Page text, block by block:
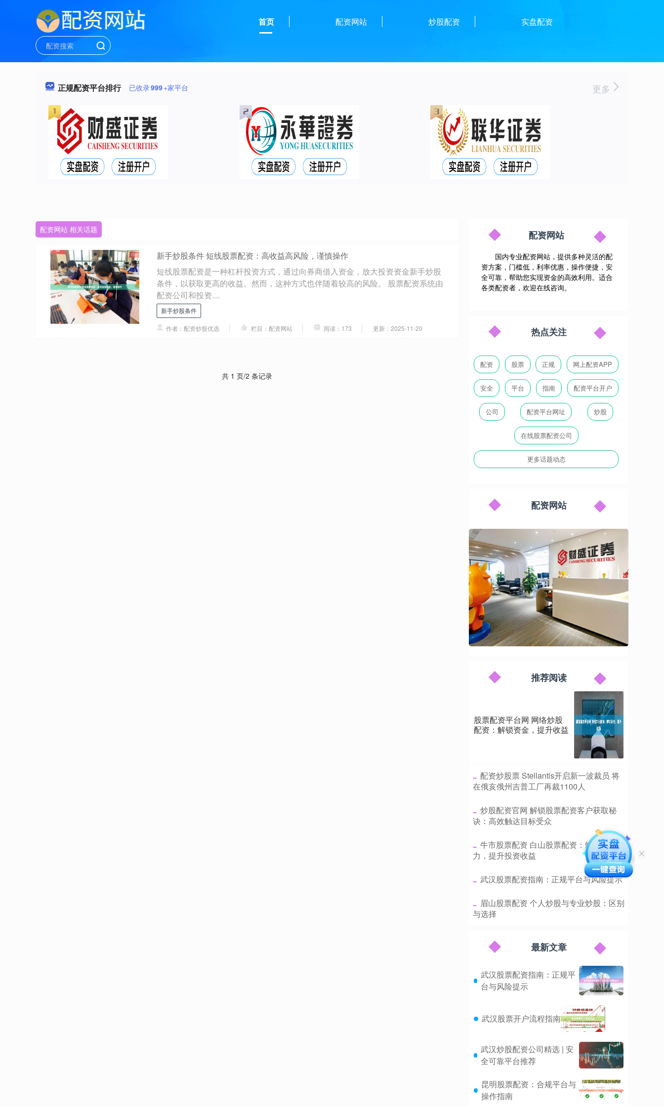
首页 配资网站 炒股配资 实盘配资
正规配资平台排行 已收录999+家平台 更多
配资网站 相关话题
新手炒股条件 短线股票配资：高收益高风险，谨慎操作
短线股票配资是一种杠杆投资方式，通过向券商借入资金，放大投资资金新手炒股
条件，以获取更高的收益。然而，这种方式也伴随着较高的风险。 股票配资系统由
配资公司和投资....
新手炒股条件
作者：配资炒股优选 栏目：配资网站 阅读：173 更新：2025-11-20
共 1 页/2 条记录
配资网站
国内专业配资网站，提供多种灵活的配
资方案，门槛低，利率优惠，操作便捷，安
全可靠，帮助您实现资金的高效利用。适合
各类配资者，欢迎在线咨询。
热点关注
配资 股票 正规 网上配资APP
安全 平台 指南 配资平台开户
公司 配资平台网址 炒股
在线股票配资公司
更多话题动态
配资网站
推荐阅读
股票配资平台网 网络炒股
配资：解锁资金，提升收益
​配资炒股票 Stellantis开启新一波裁员 将
在俄亥俄州吉普工厂再裁1100人
​炒股配资官网 解锁股票配资客户获取秘
诀：高效触达目标受众
​牛市股票配资 白山股票配资：解锁资金潜
力，提升投资收益
​武汉股票配资指南：正规平台与风险提示
​眉山股票配资 个人炒股与专业炒股：区别
与选择
最新文章
武汉股票配资指南：正规平
台与风险提示
武汉股票开户流程指南
武汉炒股配资公司精选 | 安
全可靠平台推荐
昆明股票配资：合规平台与
操作指南